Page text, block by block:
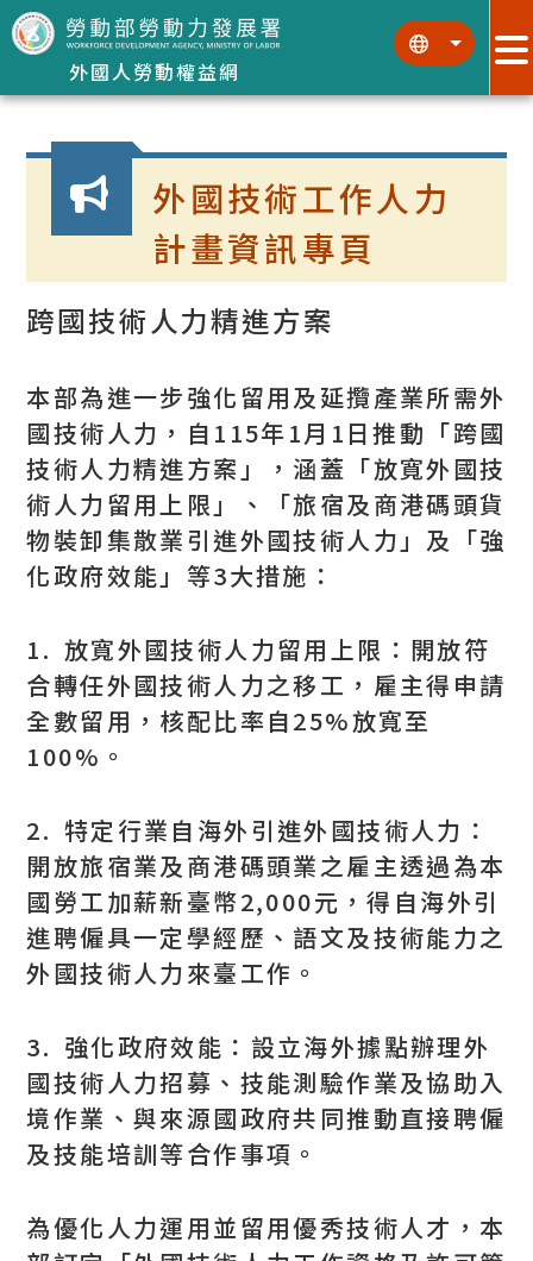
跳到主要內容區塊
外國人勞動權益網
::: :::
:::
外國技術工作人力
計畫資訊專頁
跨國技術人力精進方案
本部為進一步強化留用及延攬產業所需外
國技術人力，自115年1月1日推動「跨國
技術人力精進方案」，涵蓋「放寬外國技
術人力留用上限」、「旅宿及商港碼頭貨
物裝卸集散業引進外國技術人力」及「強
化政府效能」等3大措施：
1. 放寬外國技術人力留用上限：開放符
合轉任外國技術人力之移工，雇主得申請
全數留用，核配比率自25%放寬至
100%。
2. 特定行業自海外引進外國技術人力：
開放旅宿業及商港碼頭業之雇主透過為本
國勞工加薪新臺幣2,000元，得自海外引
進聘僱具一定學經歷、語文及技術能力之
外國技術人力來臺工作。
3. 強化政府效能：設立海外據點辦理外
國技術人力招募、技能測驗作業及協助入
境作業、與來源國政府共同推動直接聘僱
及技能培訓等合作事項。
為優化人力運用並留用優秀技術人才，本